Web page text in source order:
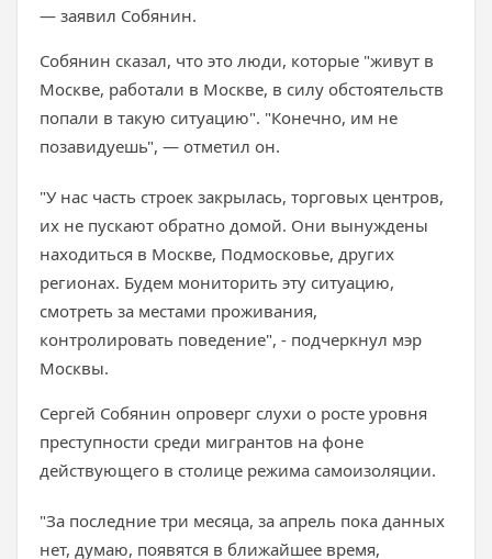
— заявил Собянин.
Собянин сказал, что это люди, которые "живут в
Москве, работали в Москве, в силу обстоятельств
попали в такую ситуацию". "Конечно, им не
позавидуешь", — отметил он.
"У нас часть строек закрылась, торговых центров,
их не пускают обратно домой. Они вынуждены
находиться в Москве, Подмосковье, других
регионах. Будем мониторить эту ситуацию,
смотреть за местами проживания,
контролировать поведение", - подчеркнул мэр
Москвы.
Сергей Собянин опроверг слухи о росте уровня
преступности среди мигрантов на фоне
действующего в столице режима самоизоляции.
"За последние три месяца, за апрель пока данных
нет, думаю, появятся в ближайшее время,